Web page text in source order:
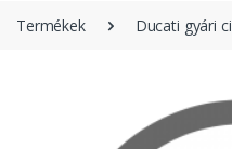
Termékek Ducati gyári